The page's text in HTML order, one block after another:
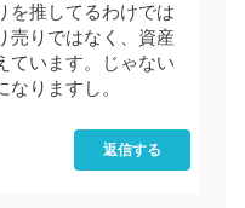
を推してるわけでは
売りではなく、資産
ています。じゃない
りますし。
返信する